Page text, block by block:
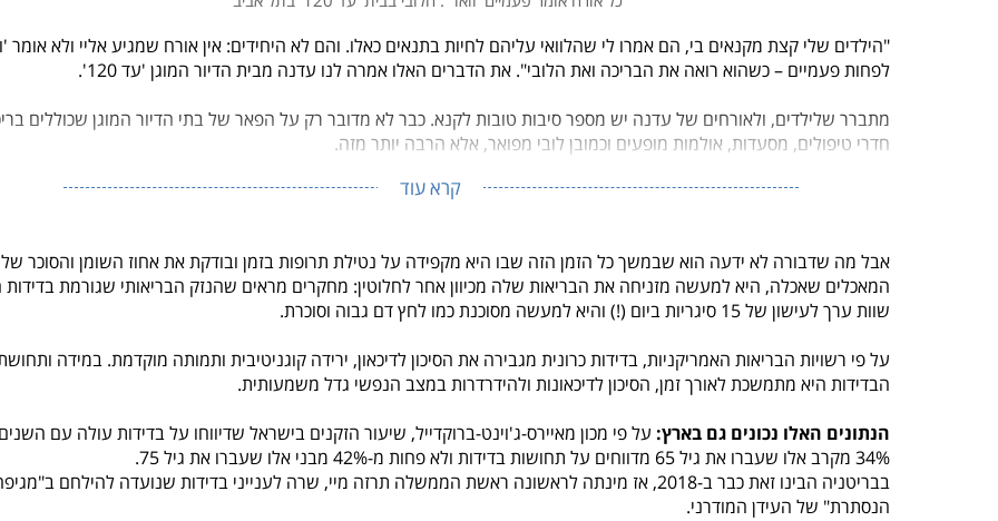
"הילדים שלי קצת מקנאים בי, הם אמרו לי שהלוואי עליהם לחיות בתנאים כאלו. והם לא היחידים: אין אורח שמגיע אליי ולא אומר
לפחות פעמיים – כשהוא רואה את הבריכה ואת הלובי". את הדברים האלו אמרה לנו עדנה מבית הדיור המוגן 'עד 120'.
מתברר שלילדים, ולאורחים של עדנה יש מספר סיבות טובות לקנא. כבר לא מדובר רק על הפאר של בתי הדיור המוגן שכוללים
חדרי טיפולים, מסעדות, אולמות מופעים וכמובן לובי מפואר, אלא הרבה יותר מזה.
קרא עוד
אבל מה שדבורה לא ידעה הוא שבמשך כל הזמן הזה שבו היא מקפידה על נטילת תרופות בזמן ובודקת את אחוז השומן והסוכר של
המאכלים שאכלה, היא למעשה מזניחה את הבריאות שלה מכיוון אחר לחלוטין: מחקרים מראים שהנזק הבריאותי שגורמת בדידות
שוות ערך לעישון של 15 סיגריות ביום (!) והיא למעשה מסוכנת כמו לחץ דם גבוה וסוכרת.
על פי רשויות הבריאות האמריקניות, בדידות כרונית מגבירה את הסיכון לדיכאון, ירידה קוגניטיבית ותמותה מוקדמת. במידה
הבדידות היא מתמשכת לאורך זמן, הסיכון לדיכאונות ולהידרדרות במצב הנפשי גדל משמעותית.
הנתונים האלו נכונים גם בארץ: על פי מכון מאיירס-ג'וינט-ברוקדייל, שיעור הזקנים בישראל שדיווחו על בדידות עולה עם
34% מקרב אלו שעברו את גיל 65 מדווחים על תחושות בדידות ולא פחות מ-42% מבני אלו שעברו את גיל 75.
בבריטניה הבינו זאת כבר ב-2018, אז מינתה לראשונה ראשת הממשלה תרזה מיי, שרה לענייני בדידות שנועדה להילחם
הנסתרת" של העידן המודרני.